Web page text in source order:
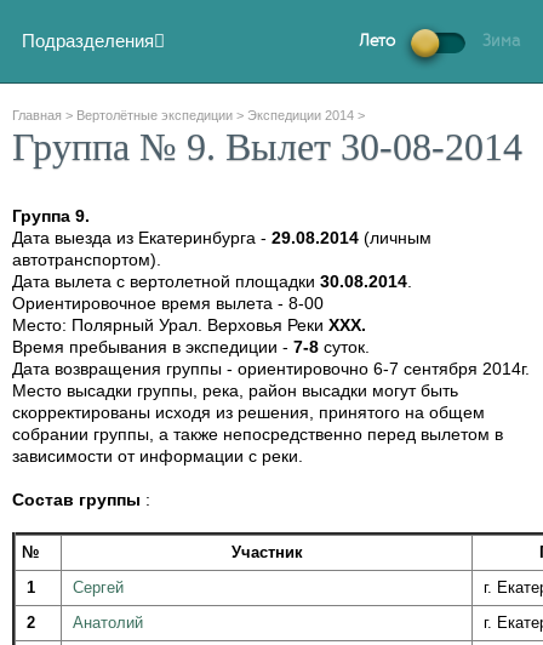
Подразделения Лето Зима
Главная > Вертолётные экспедиции > Экспедиции 2014 >
Группа № 9. Вылет 30-08-2014
Группа 9.
Дата выезда из Екатеринбурга - 29.08.2014 (личным
автотранспортом).
Дата вылета с вертолетной площадки 30.08.2014
Ориентировочное время вылета - 8-00
Место: Полярный Урал. Верховья Реки ХХХ.
Время пребывания в экспедиции - 7-8 суток.
Дата возвращения группы - ориентировочно 6-7 сентября 2014г.
Место высадки группы, река, район высадки могут быть
скорректированы исходя из решения, принятого на общем
собрании группы, а также непосредственно перед вылетом в
зависимости от информации с реки.
Состав группы :
№ Участник
1
Сергей
г.
2
Анатолий
г.